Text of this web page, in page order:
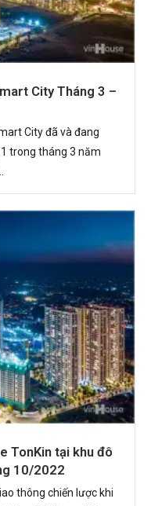
City Tháng 3 –
City đã và đang
trong tháng 3 năm
TonKin tại khu đô
10/2022
thông chiến lược khi